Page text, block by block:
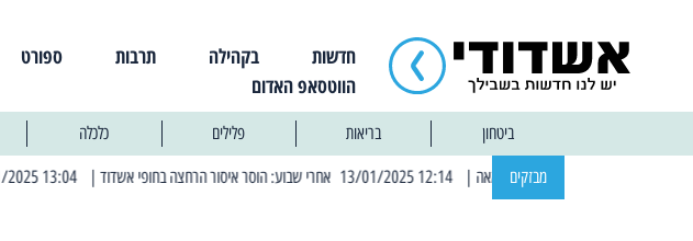
חדשות בקהילה תרבות ספורט
הווטסאפ האדום
ביטחון בריאות פלילים כלכלה
מבזקים | 12:14 13/01/2025 אחרי שבוע: הוסר איסור הרחצה בחופי אשדוד | 13:04 14/01/2025 עובדים בלילות: עבודות קרצוף וריבוד אספלט